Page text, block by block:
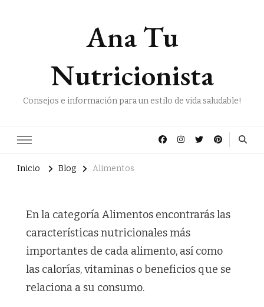
Ana Tu
Nutricionista
Consejos e información para un estilo de vida saludable!
Inicio Blog Alimentos
En la categoría Alimentos encontrarás las
características nutricionales más
importantes de cada alimento, así como
las calorías, vitaminas o beneficios que se
relaciona a su consumo.